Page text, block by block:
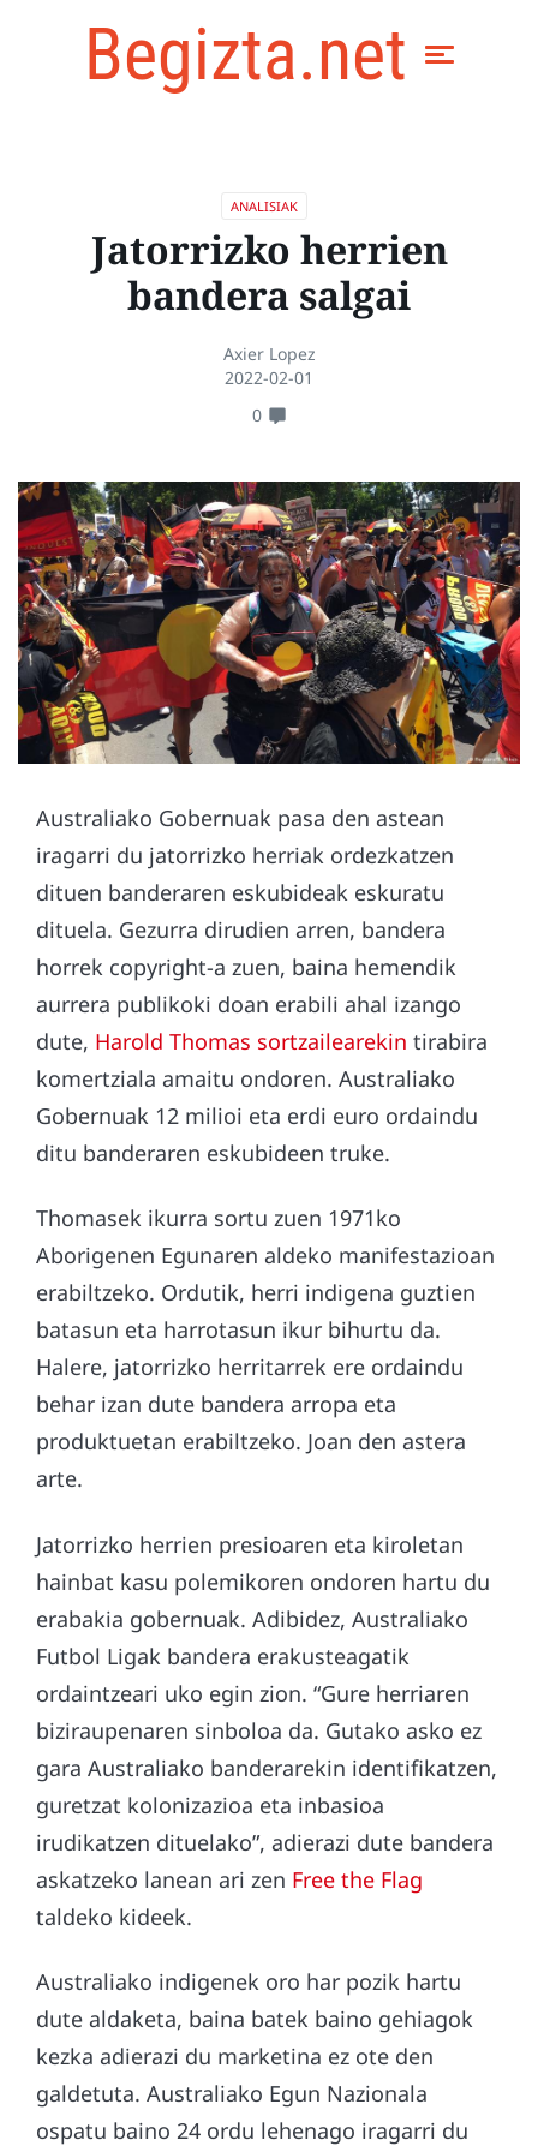
Begizta.net
ANALISIAK
Jatorrizko herrien
bandera salgai
Axier Lopez
2022-02-01
0
Australiako Gobernuak pasa den astean
iragarri du jatorrizko herriak ordezkatzen
dituen banderaren eskubideak eskuratu
dituela. Gezurra dirudien arren, bandera
horrek copyright-a zuen, baina hemendik
aurrera publikoki doan erabili ahal izango
dute, Harold Thomas sortzailearekin tirabira
komertziala amaitu ondoren. Australiako
Gobernuak 12 milioi eta erdi euro ordaindu
ditu banderaren eskubideen truke.
Thomasek ikurra sortu zuen 1971ko
Aborigenen Egunaren aldeko manifestazioan
erabiltzeko. Ordutik, herri indigena guztien
batasun eta harrotasun ikur bihurtu da.
Halere, jatorrizko herritarrek ere ordaindu
behar izan dute bandera arropa eta
produktuetan erabiltzeko. Joan den astera
arte.
Jatorrizko herrien presioaren eta kiroletan
hainbat kasu polemikoren ondoren hartu du
erabakia gobernuak. Adibidez, Australiako
Futbol Ligak bandera erakusteagatik
ordaintzeari uko egin zion. “Gure herriaren
biziraupenaren sinboloa da. Gutako asko ez
gara Australiako banderarekin identifikatzen,
guretzat kolonizazioa eta inbasioa
irudikatzen dituelako”, adierazi dute bandera
askatzeko lanean ari zen Free the Flag
taldeko kideek.
Australiako indigenek oro har pozik hartu
dute aldaketa, baina batek baino gehiagok
kezka adierazi du marketina ez ote den
galdetuta. Australiako Egun Nazionala
ospatu baino 24 ordu lehenago iragarri du